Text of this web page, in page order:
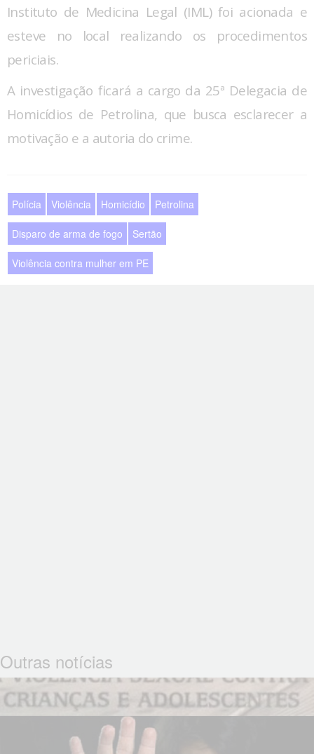
Instituto de Medicina Legal (IML) foi acionada e
esteve no local realizando os procedimentos
periciais.
A investigação ficará a cargo da 25ª Delegacia de
Homicídios de Petrolina, que busca esclarecer a
motivação e a autoria do crime.
Polícia Violência Homicídio Petrolina
Disparo de arma de fogo Sertão
Violência contra mulher em PE
Outras notícias